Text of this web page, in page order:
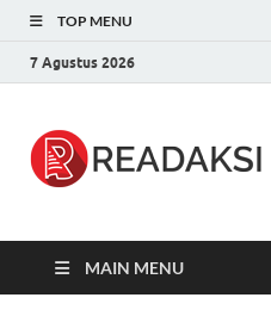
TOP MENU
7 Agustus 2026
MAIN MENU